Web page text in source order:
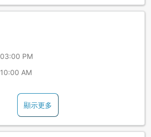
03:00 PM
10:00 AM
顯示更多